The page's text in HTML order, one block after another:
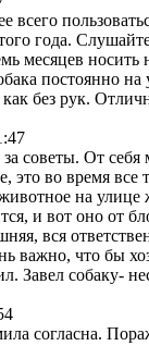
всего
года.
месяцев
постоянно на
без рук.
советы. От себя
это во время все
на улице
и вот оно от
вся
важно, что бы
Завел собаку-
согласна.